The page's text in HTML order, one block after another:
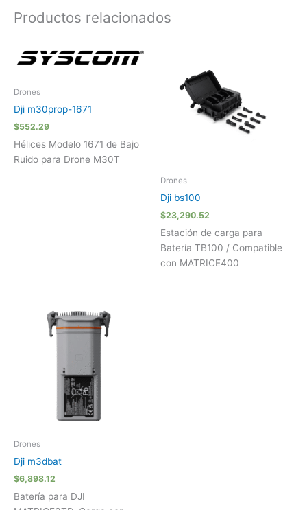
Productos relacionados
Drones
Dji m30prop-1671
$552.29
Hélices Modelo 1671 de Bajo
Ruido para Drone M30T
Drones
Dji bs100
$23,290.52
Estación de carga para
Batería TB100 / Compatible
con MATRICE400
Drones
Dji m3dbat
$6,898.12
Batería para DJI